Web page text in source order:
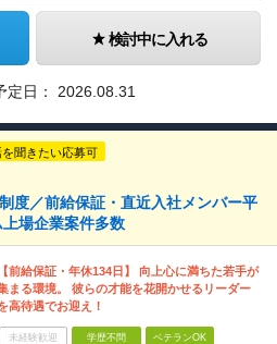
検討中に入れる
定日： 2026.08.31
を聞きたい応募可
度／前給保証・直近入社メンバー平
場企業案件多数
【前給保証・年休134日】 向上心に満ちた若手が
まる環境。 彼らの才能を花開かせるリーダー
高待遇でお迎え！
未経験歓迎 学歴不問 ベテランOK